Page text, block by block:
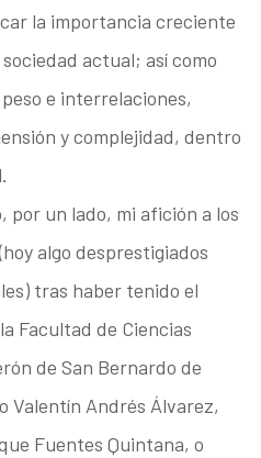
la importancia creciente
actual; así como
e interrelaciones,
y complejidad, dentro
por un lado, mi afición a los
algo desprestigiados
tras haber tenido el
Facultad de Ciencias
de San Bernardo de
Valentín Andrés Álvarez,
Fuentes Quintana, o